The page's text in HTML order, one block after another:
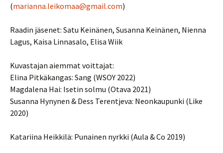
(marianna.leikomaa@gmail.com)
Raadin jäsenet: Satu Keinänen, Susanna Keinänen, Nienna
Lagus, Kaisa Linnasalo, Elisa Wiik
Kuvastajan aiemmat voittajat:
Elina Pitkäkangas: Sang (WSOY 2022)
Magdalena Hai: Isetin solmu (Otava 2021)
Susanna Hynynen & Dess Terentjeva: Neonkaupunki (Like
2020)
Katariina Heikkilä: Punainen nyrkki (Aula & Co 2019)